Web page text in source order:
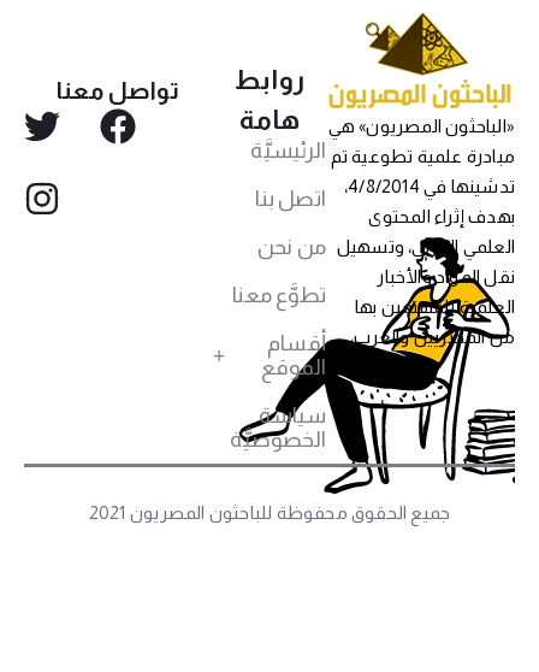
المصريون» هي
علمية تطوعية تم
تدشينها في 4/8/2014،
إثراء المحتوى
العربي، وتسهيل
المواد والأخبار
للمهتمين بها
المصريين والعرب،
روابط
هامة
الرئيسيَّة
اتصل بنا
من نحن
تطوَّع معنا
أقسام
الموقع
سياسة
الخصوصيَّة
تواصل معنا
جميع الحقوق محفوظة للباحثون المصريون 2021